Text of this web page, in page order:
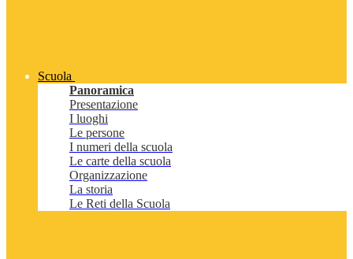
Scuola
Panoramica
Presentazione
I luoghi
Le persone
I numeri della scuola
Le carte della scuola
Organizzazione
La storia
Le Reti della Scuola